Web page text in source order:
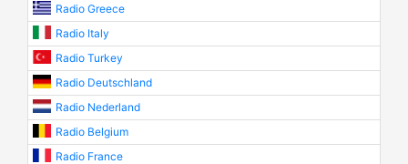
Radio Greece
Radio Italy
Radio Turkey
Radio Deutschland
Radio Nederland
Radio Belgium
Radio France